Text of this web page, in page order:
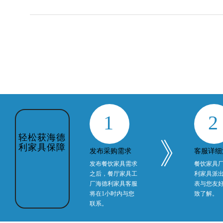
1
发布采购需求
发布餐饮家具需求
之后，餐厅家具工
厂海德利家具客服
将在1小时内与您
联系。
》
2
客服详
餐饮家具
利家具派
表与您友
致了解。